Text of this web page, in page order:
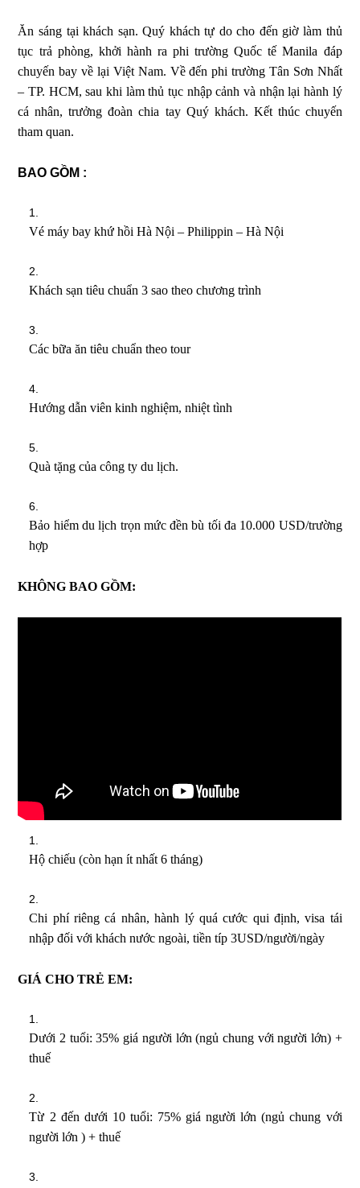
Ăn sáng tại khách sạn. Quý khách tự do cho đến giờ làm thủ
tục trả phòng, khởi hành ra phi trường Quốc tế Manila đáp
chuyến bay về lại Việt Nam. Về đến phi trường Tân Sơn Nhất
– TP. HCM, sau khi làm thủ tục nhập cảnh và nhận lại hành lý
cá nhân, trưởng đoàn chia tay Quý khách. Kết thúc chuyến
tham quan.
BAO GỒM :
Vé máy bay khứ hồi Hà Nội – Philippin – Hà Nội
Khách sạn tiêu chuẩn 3 sao theo chương trình
Các bữa ăn tiêu chuẩn theo tour
Hướng dẫn viên kinh nghiệm, nhiệt tình
Quà tặng của công ty du lịch.
Bảo hiểm du lịch trọn mức đền bù tối đa 10.000 USD/trường
hợp
KHÔNG BAO GỒM:
Hộ chiếu (còn hạn ít nhất 6 tháng)
Chi phí riêng cá nhân, hành lý quá cước qui định, visa tái
nhập đối với khách nước ngoài, tiền típ 3USD/người/ngày
GIÁ CHO TRẺ EM:
Dưới 2 tuổi: 35% giá người lớn (ngủ chung với người lớn) +
thuế
Từ 2 đến dưới 10 tuổi: 75% giá người lớn (ngủ chung với
người lớn ) + thuế